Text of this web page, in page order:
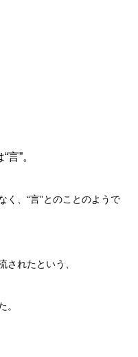
”。
く、“言”とのことのようで
されたという、
。